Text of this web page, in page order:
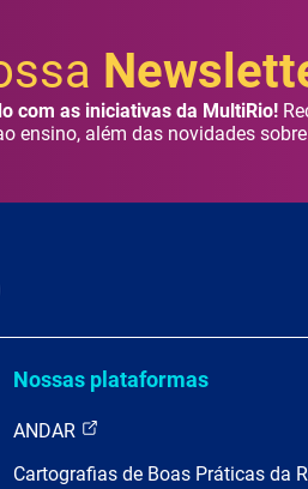
com as iniciativas da MultiRio!
ensino, além das novidades
Nossas plataformas
ANDAR
Cartografias de Boas Práticas da